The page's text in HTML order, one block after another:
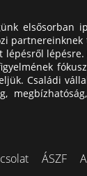
elsősorban
Családi
ÁSZF